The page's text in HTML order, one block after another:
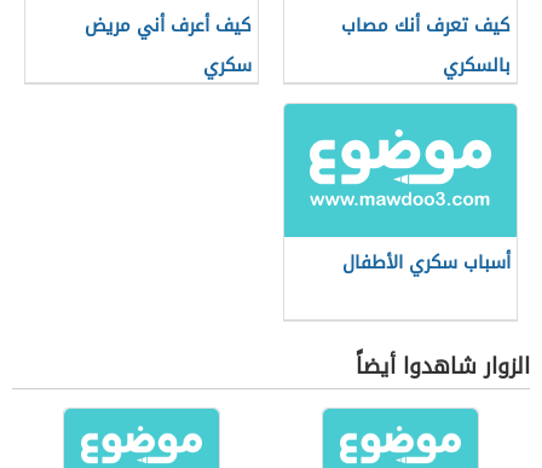
كيف تعرف أنك مصاب
بالسكري
كيف أعرف أني مريض
سكري
أسباب سكري الأطفال
الزوار شاهدوا أيضاً